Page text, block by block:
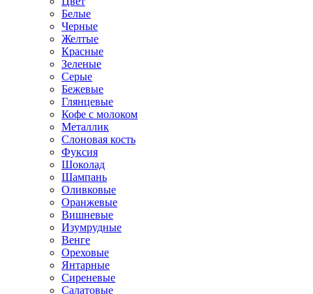
Белые
Черные
Желтые
Красные
Зеленые
Серые
Бежевые
Глянцевые
Кофе с молоком
Металлик
Слоновая кость
Фуксия
Шоколад
Шампань
Оливковые
Оранжевые
Вишневые
Изумрудные
Венге
Ореховые
Янтарные
Сиреневые
Салатовые